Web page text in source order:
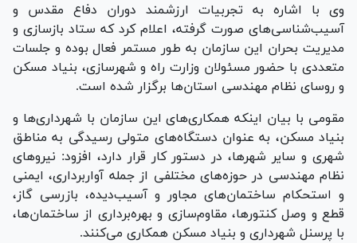
وی با اشاره به تجربیات ارزشمند دوران دفاع مقدس و
آسیب‌شناسی‌های صورت گرفته، اعلام کرد که ستاد بازسازی و
مدیریت بحران این سازمان به طور مستمر فعال بوده و جلسات
متعددی با حضور مسئولان وزارت راه و شهرسازی، بنیاد مسکن
و روسای نظام مهندسی استان‌ها برگزار شده است.
مقومی با بیان اینکه همکاری‌های این سازمان با شهرداری‌ها و
بنیاد مسکن، به عنوان دستگاه‌های متولی رسیدگی به مناطق
شهری و سایر شهرها، در دستور کار قرار دارد، افزود: نیرو‌های
نظام مهندسی در حوزه‌های مختلفی از جمله آواربرداری، ایمنی
و استحکام ساختمان‌های مجاور و آسیب‌دیده، بازرسی گاز،
قطع و وصل کنتورها، مقاوم‌سازی و بهره‌برداری از ساختمان‌ها،
با پرسنل شهرداری و بنیاد مسکن همکاری می‌کنند.